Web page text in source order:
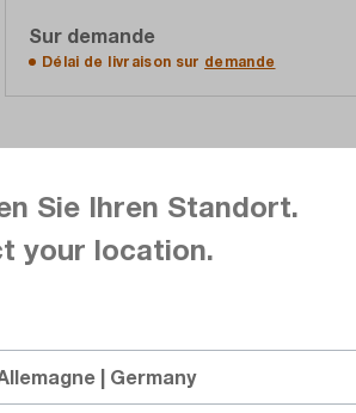
Sur demande
Délai de livraison sur demande
Comparer
Sie Ihren Standort.
your location.
| Germany